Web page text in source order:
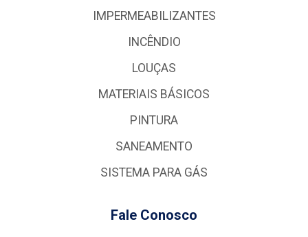
IMPERMEABILIZANTES
INCÊNDIO
LOUÇAS
MATERIAIS BÁSICOS
PINTURA
SANEAMENTO
SISTEMA PARA GÁS
Fale Conosco